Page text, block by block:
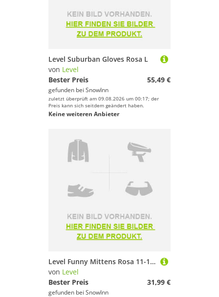
Level Suburban Gloves Rosa L
von Level
Bester Preis
55,49 €
gefunden bei SnowInn
zuletzt überprüft am 09.08.2026 um 00:17; der
Preis kann sich seitdem geändert haben.
Keine weiteren Anbieter
Level Funny Mittens Rosa 11-12 Years Mädchen
von Level
Bester Preis
31,99 €
gefunden bei SnowInn